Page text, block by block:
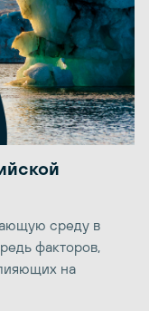
среду в
факторов,
на